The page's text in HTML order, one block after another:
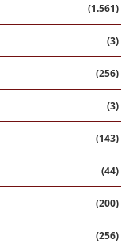
(1.561)
(3)
(256)
(3)
(143)
(44)
(200)
(256)